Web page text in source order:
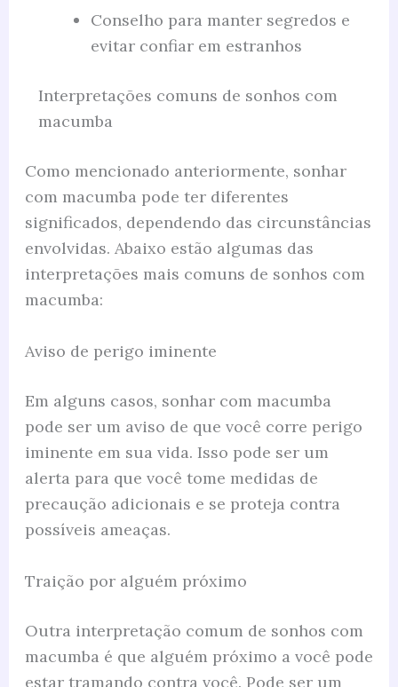
Conselho para manter segredos e
evitar confiar em estranhos
Interpretações comuns de sonhos com
macumba
Como mencionado anteriormente, sonhar
com macumba pode ter diferentes
significados, dependendo das circunstâncias
envolvidas. Abaixo estão algumas das
interpretações mais comuns de sonhos com
macumba:
Aviso de perigo iminente
Em alguns casos, sonhar com macumba
pode ser um aviso de que você corre perigo
iminente em sua vida. Isso pode ser um
alerta para que você tome medidas de
precaução adicionais e se proteja contra
possíveis ameaças.
Traição por alguém próximo
Outra interpretação comum de sonhos com
macumba é que alguém próximo a você pode
estar tramando contra você. Pode ser um